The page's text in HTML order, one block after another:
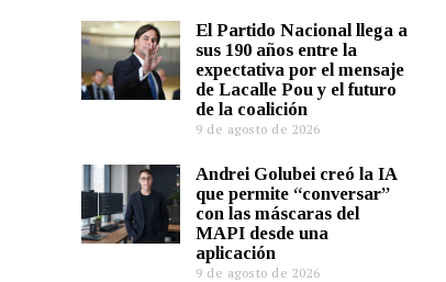
El Partido Nacional llega a
sus 190 años entre la
expectativa por el mensaje
de Lacalle Pou y el futuro
de la coalición
9 de agosto de 2026
Andrei Golubei creó la IA
que permite “conversar”
con las máscaras del
MAPI desde una
aplicación
9 de agosto de 2026